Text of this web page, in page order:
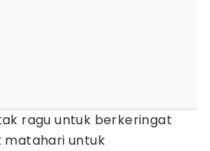
ragu untuk berkeringat
matahari untuk